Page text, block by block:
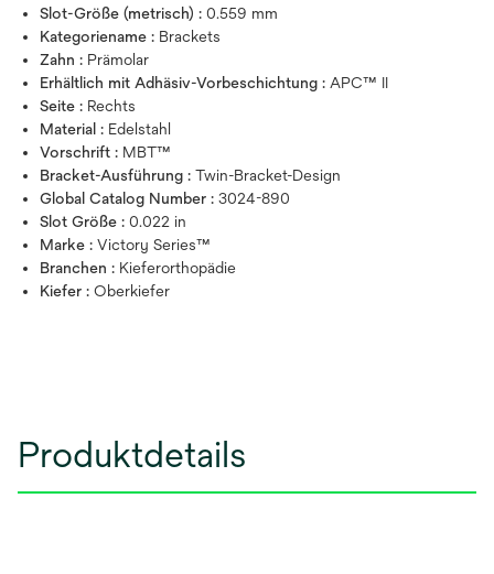
Slot-Größe (metrisch) : 0.559 mm
Kategoriename : Brackets
Zahn : Prämolar
Erhältlich mit Adhäsiv-Vorbeschichtung : APC™ II
Seite : Rechts
Material : Edelstahl
Vorschrift : MBT™
Bracket-Ausführung : Twin-Bracket-Design
Global Catalog Number : 3024-890
Slot Größe : 0.022 in
Marke : Victory Series™
Branchen : Kieferorthopädie
Kiefer : Oberkiefer
Produktdetails